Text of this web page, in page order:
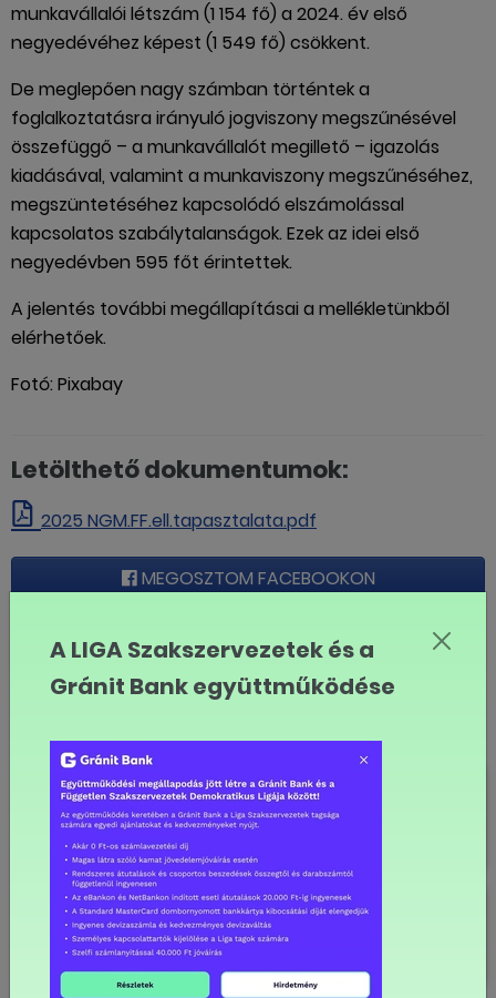
munkavállalói létszám (1 154 fő) a 2024. év első
negyedévéhez képest (1 549 fő) csökkent.
De meglepően nagy számban történtek a
foglalkoztatásra irányuló jogviszony megszűnésével
összefüggő – a munkavállalót megillető – igazolás
kiadásával, valamint a munkaviszony megszűnéséhez,
megszüntetéséhez kapcsolódó elszámolással
kapcsolatos szabálytalanságok. Ezek az idei első
negyedévben 595 főt érintettek.
A jelentés további megállapításai a mellékletünkből
elérhetőek.
Fotó: Pixabay
Letölthető dokumentumok:
2025 NGM.FF.ell.tapasztalata.pdf
MEGOSZTOM FACEBOOKON
LINK MÁSOLÁSA
750 ezer fölött a bruttó
átlagkereset
Lassul az infláció
A LIGA Szakszervezetek és a
Gránit Bank együttműködése